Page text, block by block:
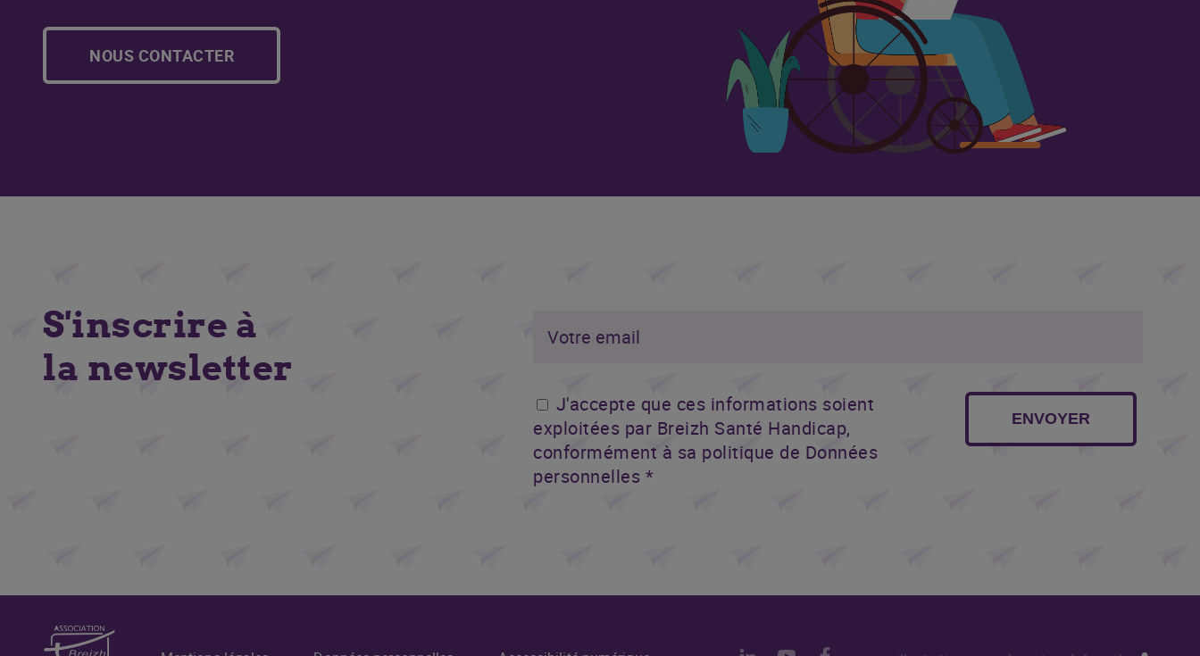
NOUS CONTACTER
S'inscrire à
la newsletter
J'accepte que ces informations soient
exploitées par Breizh Santé Handicap,
conformément à sa politique de Données
personnelles *
ENVOYER